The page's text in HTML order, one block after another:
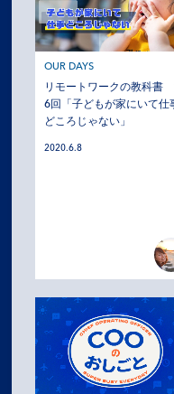
OUR DAYS
リモートワークの教科書
6回「子どもが家にいて仕
どころじゃない」
2020.6.8